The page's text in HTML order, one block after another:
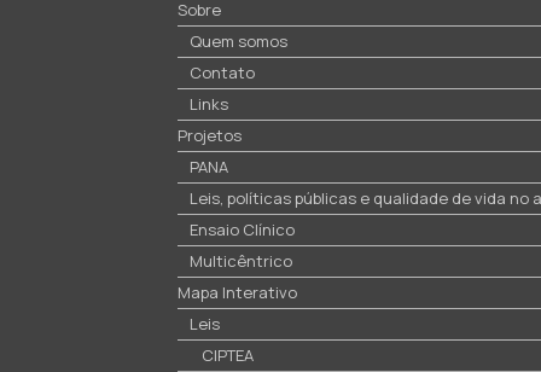
Sobre
Quem somos
Contato
Links
Projetos
PANA
Leis, políticas públicas e qualidade de vida no
Ensaio Clínico
Multicêntrico
Mapa Interativo
Leis
CIPTEA